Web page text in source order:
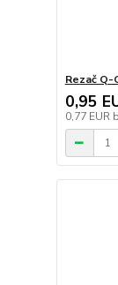
Rezač
0,95
0,77 EUR